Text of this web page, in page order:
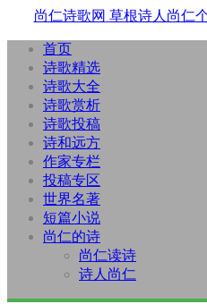
尚仁诗歌网 草根诗人尚仁
首页
诗歌精选
诗歌大全
诗歌赏析
诗歌投稿
诗和远方
作家专栏
投稿专区
世界名著
短篇小说
尚仁的诗
尚仁读诗
诗人尚仁